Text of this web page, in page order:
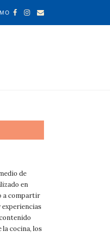
de
en
a compartir
cocina, los